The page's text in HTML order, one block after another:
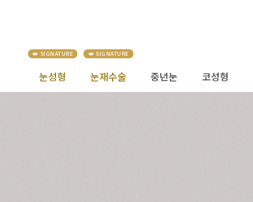
눈성형 눈재수술 중년눈 코성형